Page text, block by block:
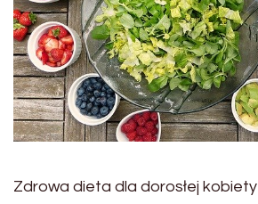
Zdrowa dieta dla dorosłej kobiety